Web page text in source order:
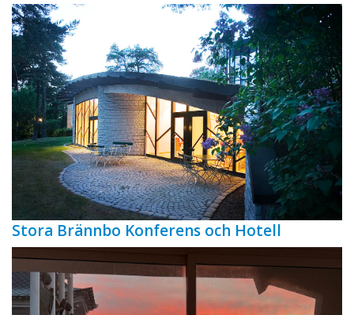
Stora Brännbo Konferens och Hotell